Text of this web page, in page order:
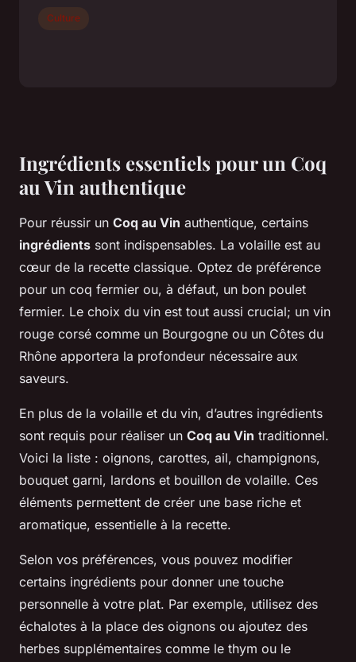
Ingrédients essentiels pour un Coq
au Vin authentique
Pour réussir un Coq au Vin authentique, certains
ingrédients sont indispensables. La volaille est au
cœur de la recette classique. Optez de préférence
pour un coq fermier ou, à défaut, un bon poulet
fermier. Le choix du vin est tout aussi crucial; un vin
rouge corsé comme un Bourgogne ou un Côtes du
Rhône apportera la profondeur nécessaire aux
saveurs.
En plus de la volaille et du vin, d’autres ingrédients
sont requis pour réaliser un Coq au Vin traditionnel.
Voici la liste : oignons, carottes, ail, champignons,
bouquet garni, lardons et bouillon de volaille. Ces
éléments permettent de créer une base riche et
aromatique, essentielle à la recette.
Selon vos préférences, vous pouvez modifier
certains ingrédients pour donner une touche
personnelle à votre plat. Par exemple, utilisez des
échalotes à la place des oignons ou ajoutez des
herbes supplémentaires comme le thym ou le
Culture